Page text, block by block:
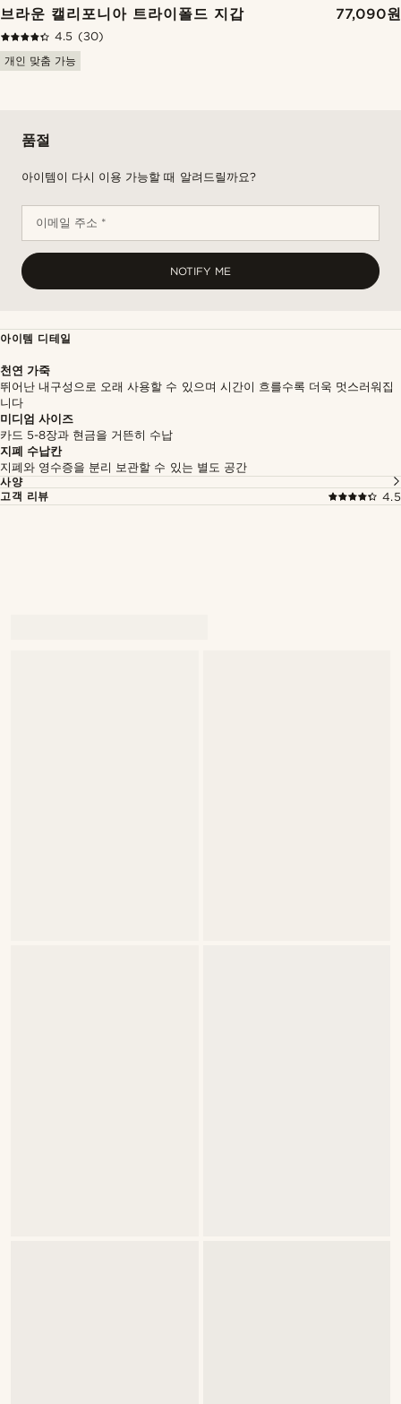
브라운 캘리포니아 트라이폴드 지갑 77,090원
4.5 (30)
개인 맞춤 가능
품절
아이템이 다시 이용 가능할 때 알려드릴까요?
이메일 주소 *
NOTIFY ME
아이템 디테일
천연 가죽
뛰어난 내구성으로 오래 사용할 수 있으며 시간이 흐를수록 더욱 멋스러워집
니다
미디엄 사이즈
카드 5-8장과 현금을 거뜬히 수납
지폐 수납칸
지폐와 영수증을 분리 보관할 수 있는 별도 공간
사양
고객 리뷰
4.5